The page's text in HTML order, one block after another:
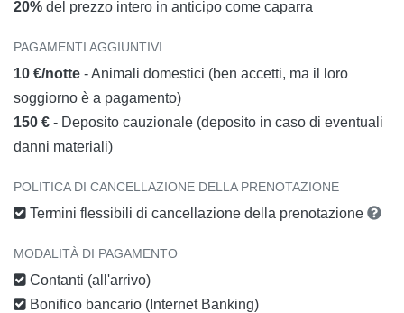
20% del prezzo intero in anticipo come caparra
PAGAMENTI AGGIUNTIVI
10 €/notte - Animali domestici (ben accetti, ma il loro
soggiorno è a pagamento)
150 € - Deposito cauzionale (deposito in caso di eventuali
danni materiali)
POLITICA DI CANCELLAZIONE DELLA PRENOTAZIONE
Termini flessibili di cancellazione della prenotazione
MODALITÀ DI PAGAMENTO
Contanti (all'arrivo)
Bonifico bancario (Internet Banking)